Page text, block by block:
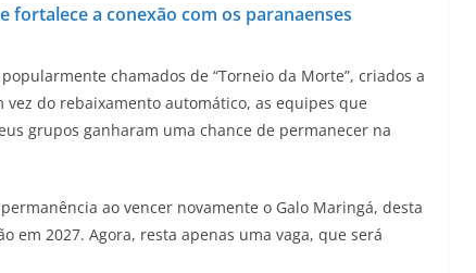
fortalece a conexão com os paranaenses
chamados de “Torneio da Morte”, criados a
do rebaixamento automático, as equipes que
grupos ganharam uma chance de permanecer na
ao vencer novamente o Galo Maringá, desta
em 2027. Agora, resta apenas uma vaga, que será